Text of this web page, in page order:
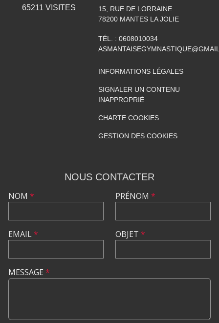
65211 VISITES
15, RUE DE LORRAINE
78200 MANTES LA JOLIE
TÉL. : 0608010034
INFORMATIONS LÉGALES
SIGNALER UN CONTENU
INAPPROPRIÉ
CHARTE COOKIES
GESTION DES COOKIES
NOUS CONTACTER
NOM *
EMAIL*
PRÉNOM *
OBJET *
MESSAGE *